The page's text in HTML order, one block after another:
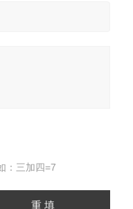
：三加四=7